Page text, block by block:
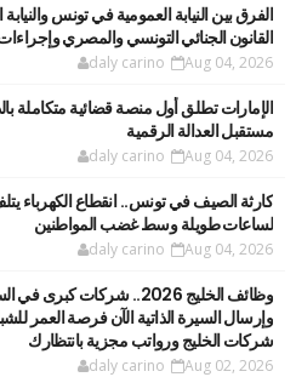
الفرق بين النيابة العمومية في تونس
القانون الجنائي التونسي والمصري وإجراءات
daly carino Aug 04, 2026
الإمارات تطلق أول منصة قضائية متكاملة
مستقبل العدالة الرقمية
daly carino Aug 04, 2026
كارثة الصيف في تونس.. انقطاع الكهرباء
لساعات طويلة وسط غضب المواطنين
daly carino Aug 04, 2026
وظائف الخليج 2026.. شركات
وإرسال السيرة الذاتية الآن فرصة العمر
شركات الخليج ورواتب مجزية بانتظارك
daly carino Aug 02, 2026